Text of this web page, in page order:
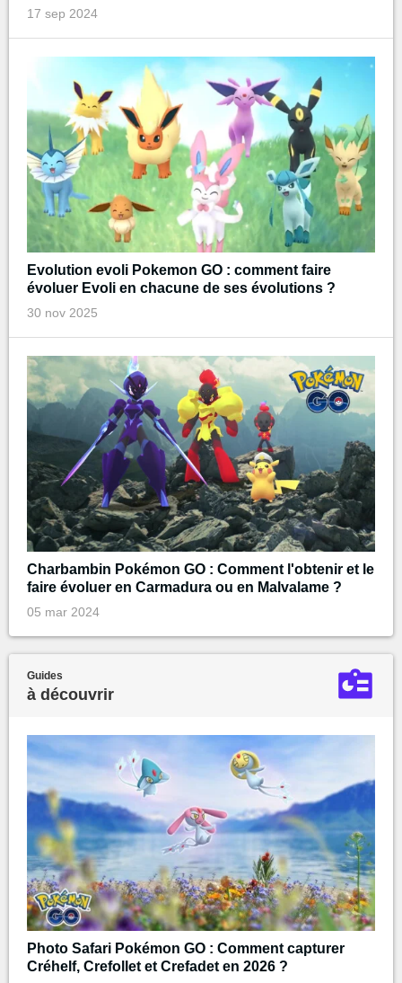
17 sep 2024
Evolution evoli Pokemon GO : comment faire
évoluer Evoli en chacune de ses évolutions ?
30 nov 2025
Charbambin Pokémon GO : Comment l'obtenir et le
faire évoluer en Carmadura ou en Malvalame ?
05 mar 2024
Guides
à découvrir
Photo Safari Pokémon GO : Comment capturer
Créhelf, Crefollet et Crefadet en 2026 ?